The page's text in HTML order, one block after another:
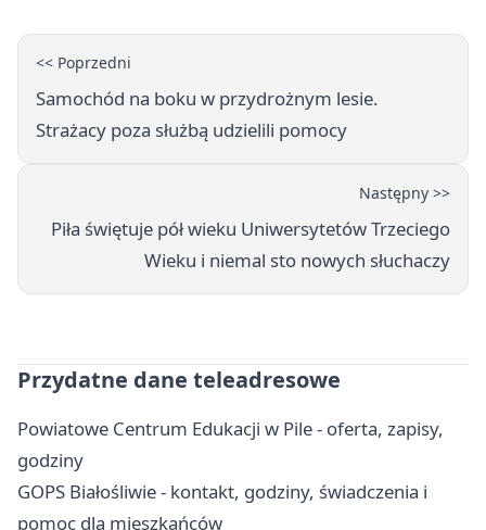
<< Poprzedni
Samochód na boku w przydrożnym lesie.
Strażacy poza służbą udzielili pomocy
Następny >>
Piła świętuje pół wieku Uniwersytetów Trzeciego
Wieku i niemal sto nowych słuchaczy
Przydatne dane teleadresowe
Powiatowe Centrum Edukacji w Pile - oferta, zapisy,
godziny
GOPS Białośliwie - kontakt, godziny, świadczenia i
pomoc dla mieszkańców